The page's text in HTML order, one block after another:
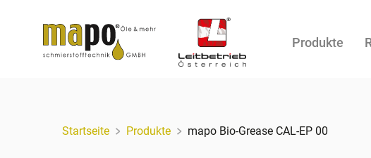
Produkte
Startseite Produkte mapo Bio-Grease CAL-EP 00